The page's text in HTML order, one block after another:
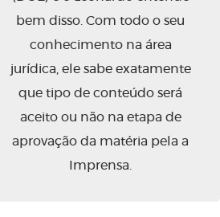
bem disso. Com todo o seu
conhecimento na área
jurídica, ele sabe exatamente
que tipo de conteúdo será
aceito ou não na etapa de
aprovação da matéria pela a
Imprensa.